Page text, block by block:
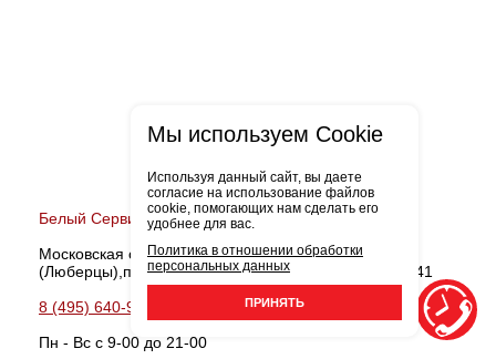
Белый Сервис Октябрьский
Московская область, Люберецкий район
(Люберцы),поселок Октябрьский, улица Ленина, д. 41
8 (495) 640-99-18
Записаться
Пн - Вс с 9-00 до 21-00
Мы используем Cookie
Используя данный сайт, вы даете
согласие на использование файлов
cookie, помогающих нам сделать его
удобнее для вас.
Политика в отношении обработки
персональных данных
ПРИНЯТЬ